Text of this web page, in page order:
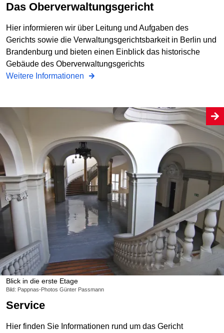
Das Oberverwaltungsgericht
Hier informieren wir über Leitung und Aufgaben des
Gerichts sowie die Verwaltungsgerichtsbarkeit in Berlin und
Brandenburg und bieten einen Einblick das historische
Gebäude des Oberverwaltungsgerichts
Weitere Informationen
Blick in die erste Etage
Bild: Pappnas-Photos Günter Passmann
Service
Hier finden Sie Informationen rund um das Gericht